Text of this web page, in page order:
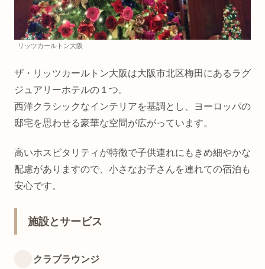
リッツカールトン大阪
ザ・リッツカールトン大阪は大阪市北区梅田にあるラグ
ジュアリーホテルの１つ。
西洋クラシックなインテリアを基調とし、ヨーロッパの
邸宅を思わせる豪華な空間が広がっています。
高いホスピタリティが特徴で子供連れにもきめ細やかな
配慮がありますので、小さなお子さんを連れての宿泊も
安心です。
施設とサービス
クラブラウンジ